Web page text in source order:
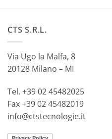
CTS S.R.L.
Via Ugo la Malfa, 8
20128 Milano – MI
Tel. +39 02 45482025
Fax +39 02 45482019
info@ctstecnologie.it